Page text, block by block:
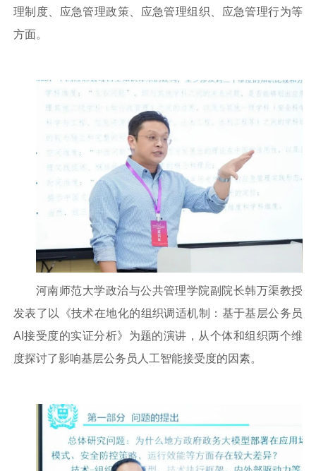
理制度、应急管理政策、应急管理组织、应急管理行为等
方面。
河南师范大学政治与公共管理学院副院长韩万渠教授
发表了以《技术在地化的组织调适机制：基于基层公务员
AI接受度的实证分析》为题的演讲，从个体和组织两个维
度探讨了影响基层公务员人工智能接受度的因素。